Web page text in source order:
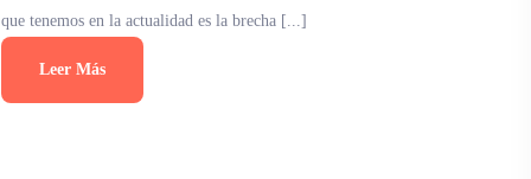
que tenemos en la actualidad es la brecha [...]
Leer Más